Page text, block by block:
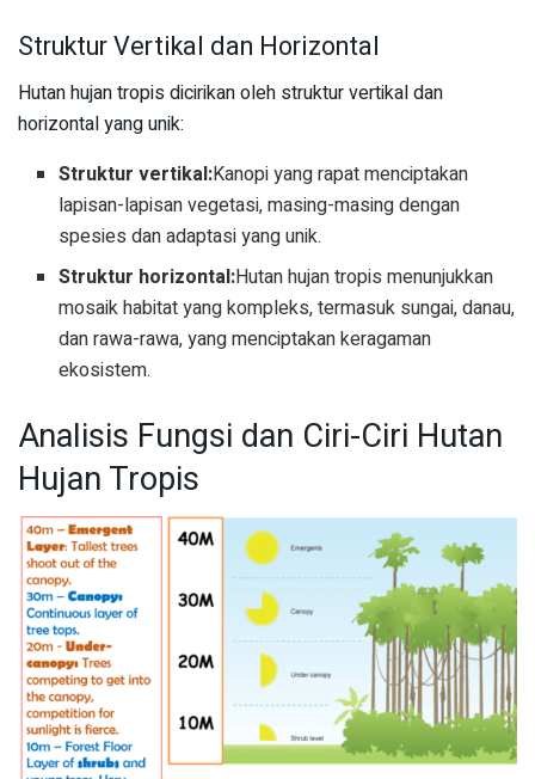
Struktur Vertikal dan Horizontal
Hutan hujan tropis dicirikan oleh struktur vertikal dan
horizontal yang unik:
Struktur vertikal:Kanopi yang rapat menciptakan
lapisan-lapisan vegetasi, masing-masing dengan
spesies dan adaptasi yang unik.
Struktur horizontal:Hutan hujan tropis menunjukkan
mosaik habitat yang kompleks, termasuk sungai, danau,
dan rawa-rawa, yang menciptakan keragaman
ekosistem.
Analisis Fungsi dan Ciri-Ciri Hutan
Hujan Tropis